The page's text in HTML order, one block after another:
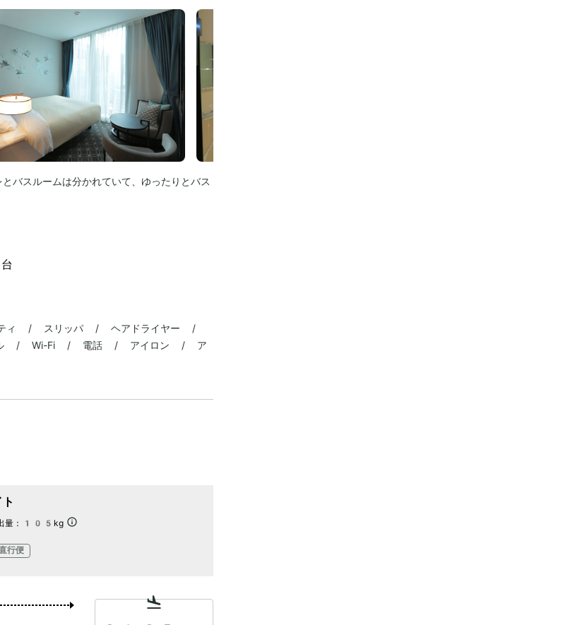
バスルームは分かれていて、ゆったりとバス
ィ / スリッパ / ヘアドライヤー /
/ Wi-Fi / 電話 / アイロン / ア
： 105kg
行便